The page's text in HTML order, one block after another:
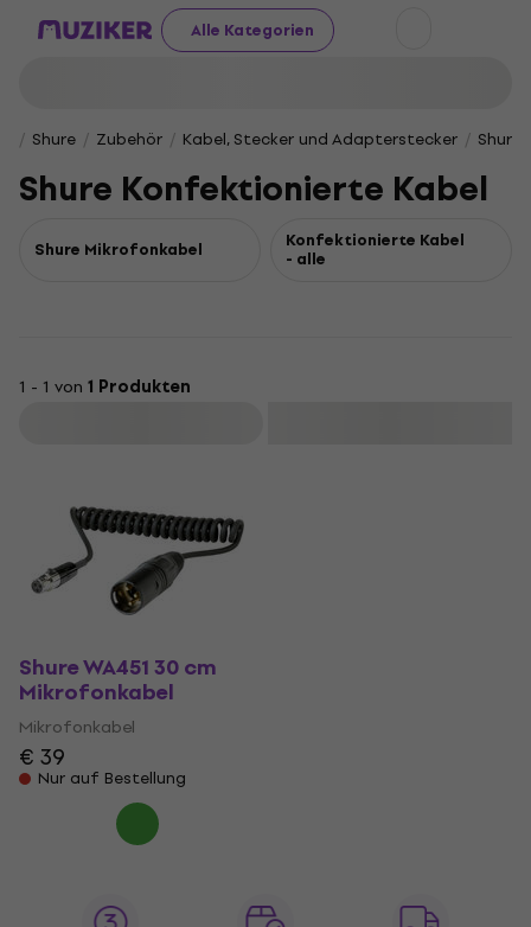
Alle Kategorien
Shure Zubehör Kabel, Stecker und Adapterstecker
Shure Konfektionierte Kabel
Shure Mikrofonkabel Konfektionierte Kabel
- alle
1 - 1 von 1 Produkten
Shure WA451 30 cm
Mikrofonkabel
Mikrofonkabel
€ 39
Nur auf Bestellung